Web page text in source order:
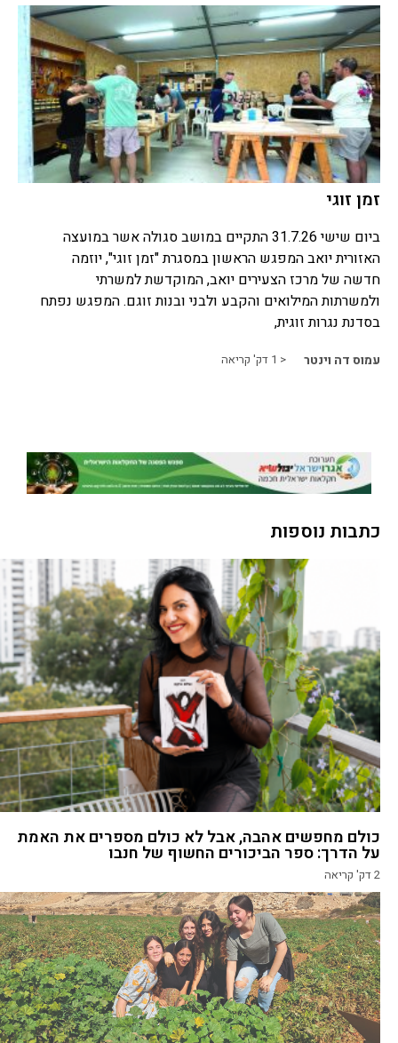
זמן זוגי
ביום שישי 31.7.26 התקיים במושב סגולה אשר במועצה
האזורית יואב המפגש הראשון במסגרת "זמן זוגי", יוזמה
חדשה של מרכז הצעירים יואב, המוקדשת למשרתי
ולמשרתות המילואים והקבע ולבני ובנות זוגם. המפגש נפתח
בסדנת נגרות זוגית,
עמוס דה וינטר < 1 דק' קריאה
כתבות נוספות
כולם מחפשים אהבה, אבל לא כולם מספרים את האמת
על הדרך: ספר הביכורים החשוף של חנבו
2דק' קריאה